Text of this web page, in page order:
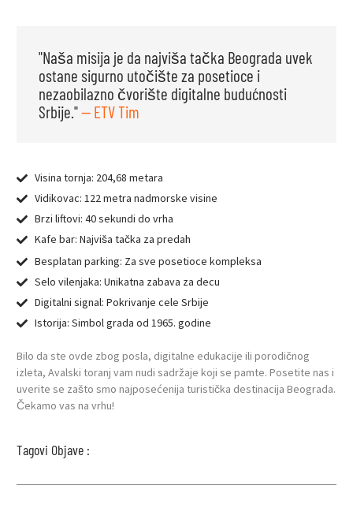
"Naša misija je da najviša tačka Beograda uvek
ostane sigurno utočište za posetioce i
nezaobilazno čvorište digitalne budućnosti
Srbije."— ETV Tim
Visina tornja: 204,68 metara
Vidikovac: 122 metra nadmorske visine
Brzi liftovi: 40 sekundi do vrha
Kafe bar: Najviša tačka za predah
Besplatan parking: Za sve posetioce kompleksa
Selo vilenjaka: Unikatna zabava za decu
Digitalni signal: Pokrivanje cele Srbije
Istorija: Simbol grada od 1965. godine
Bilo da ste ovde zbog posla, digitalne edukacije ili porodičnog
izleta, Avalski toranj vam nudi sadržaje koji se pamte. Posetite nas i
uverite se zašto smo najposećenija turistička destinacija Beograda.
Čekamo vas na vrhu!
Tagovi Objave :